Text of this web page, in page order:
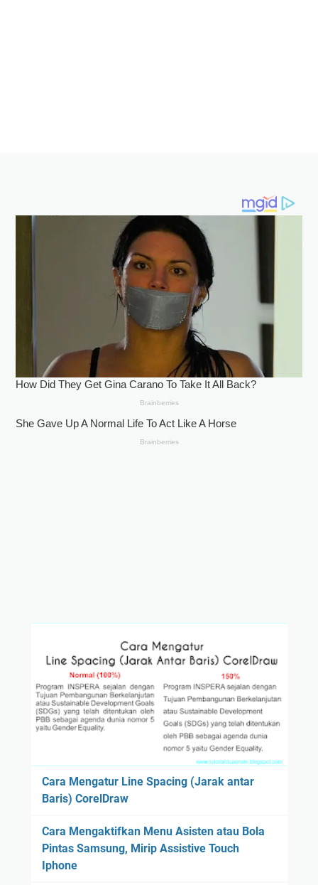
Cara Mengatur Line Spacing (Jarak antar
Baris) CorelDraw
Cara Mengaktifkan Menu Asisten atau Bola
Pintas Samsung, Mirip Assistive Touch
Iphone